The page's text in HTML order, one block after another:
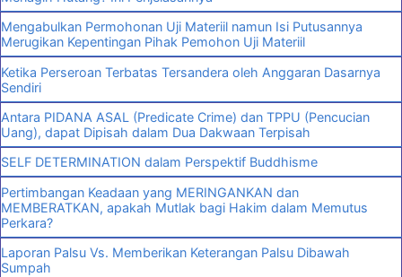
Mengabulkan Permohonan Uji Materiil namun Isi Putusannya
Merugikan Kepentingan Pihak Pemohon Uji Materiil
Ketika Perseroan Terbatas Tersandera oleh Anggaran Dasarnya
Sendiri
Antara PIDANA ASAL (Predicate Crime) dan TPPU (Pencucian
Uang), dapat Dipisah dalam Dua Dakwaan Terpisah
SELF DETERMINATION dalam Perspektif Buddhisme
Pertimbangan Keadaan yang MERINGANKAN dan
MEMBERATKAN, apakah Mutlak bagi Hakim dalam Memutus
Perkara?
Laporan Palsu Vs. Memberikan Keterangan Palsu Dibawah
Sumpah